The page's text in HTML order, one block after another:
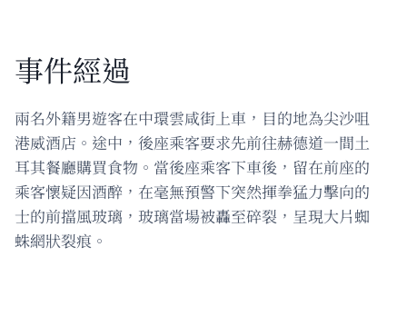
事件經過
兩名外籍男遊客在中環雲咸街上車，目的地為尖沙咀
港威酒店。途中，後座乘客要求先前往赫德道一間土
耳其餐廳購買食物。當後座乘客下車後，留在前座的
乘客懷疑因酒醉，在毫無預警下突然揮拳猛力擊向的
士的前擋風玻璃，玻璃當場被轟至碎裂，呈現大片蜘
蛛網狀裂痕。